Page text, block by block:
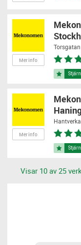
Mer info
Torsgatan
Mer info
Visar 10 av 25